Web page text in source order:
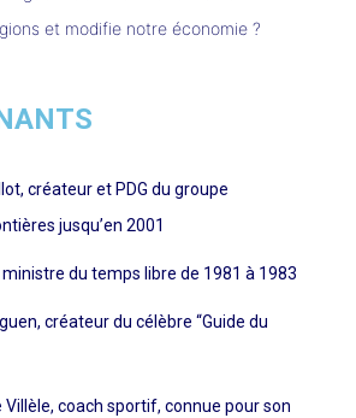
et modifie notre économie ?
créateur et PDG du groupe
jusqu’en 2001
du temps libre de 1981 à 1983
créateur du célèbre “Guide du
Villèle, coach sportif, connue pour son